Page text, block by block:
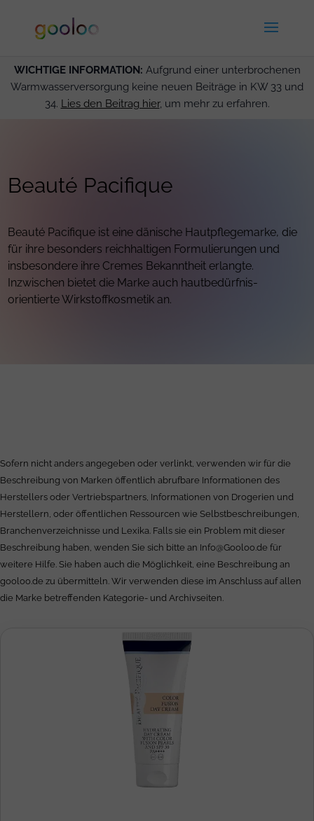
WICHTIGE INFORMATION: Aufgrund einer unterbrochenen
Warmwasserversorgung keine neuen Beiträge in KW 33 und
34. Lies den Beitrag hier, um mehr zu erfahren.
Beauté Pacifique
Beauté Pacifique ist eine dänische Hautpflegemarke, die
für ihre besonders reichhaltigen Formulierungen und
insbesondere ihre Cremes Bekanntheit erlangte.
Inzwischen bietet die Marke auch hautbedürfnis-
orientierte Wirkstoffkosmetik an.
Sofern nicht anders angegeben oder verlinkt, verwenden wir für die
Beschreibung von Marken öffentlich abrufbare Informationen des
Herstellers oder Vertriebspartners, Informationen von Drogerien und
Herstellern, oder öffentlichen Ressourcen wie Selbstbeschreibungen,
Branchenverzeichnisse und Lexika. Falls sie ein Problem mit dieser
Beschreibung haben, wenden Sie sich bitte an Info@Gooloo.de für
weitere Hilfe. Sie haben auch die Möglichkeit, eine Beschreibung an
gooloo.de zu übermitteln. Wir verwenden diese im Anschluss auf allen
die Marke betreffenden Kategorie- und Archivseiten.